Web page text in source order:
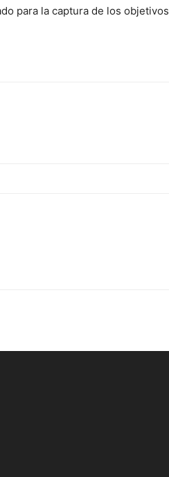
para la captura de los objetivos